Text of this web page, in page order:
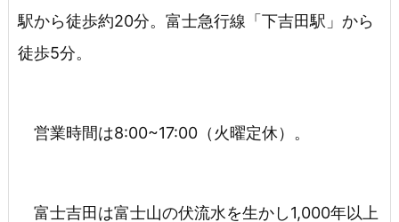
駅から徒歩約20分。富士急行線「下吉田駅」から
徒歩5分。
営業時間は8:00~17:00（火曜定休）。
富士吉田は富士山の伏流水を生かし1,000年以上